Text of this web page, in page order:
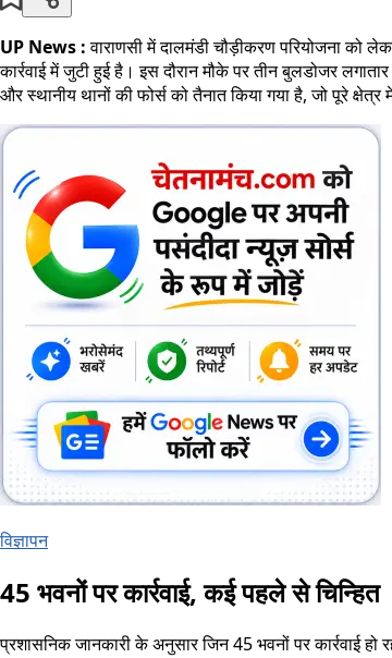
UP News :वाराणसी में दालमंडी चौड़ीकरण परियोजना को
कार्रवाई में जुटी हुई है। इस दौरान मौके पर तीन बुलडोजर
और स्थानीय थानों की फोर्स को तैनात किया गया है, जो पूरे
विज्ञापन
45 भवनों पर कार्रवाई, कई पहले से चिन्हित
प्रशासनिक जानकारी के अनुसार जिन 45 भवनों पर कार्रवाई हो